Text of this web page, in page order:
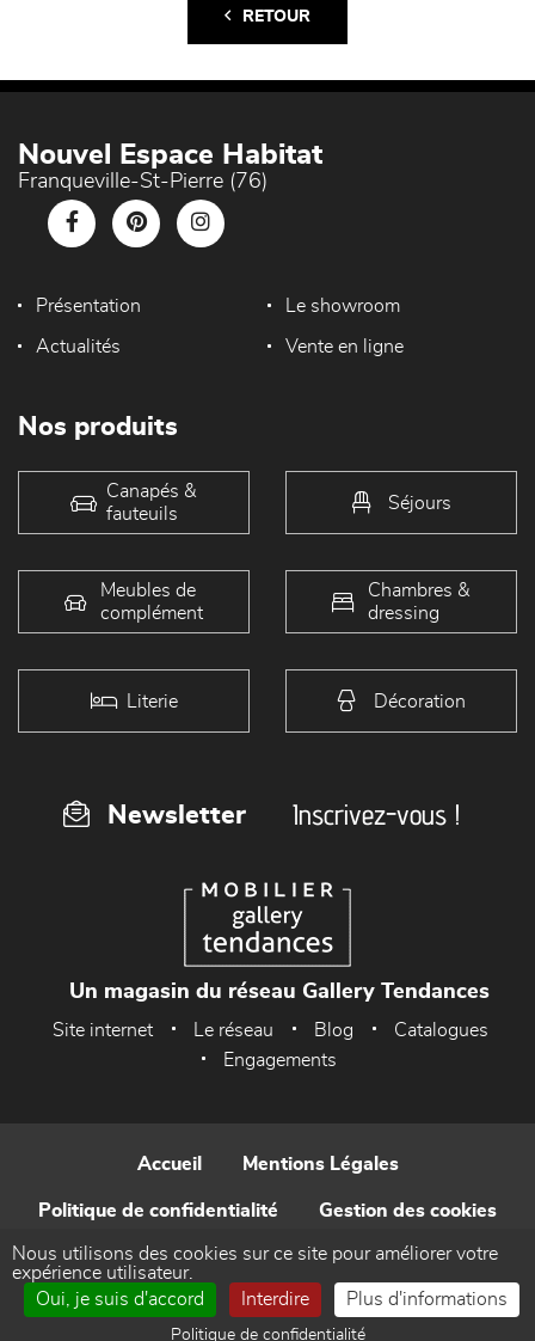
RETOUR
Nouvel Espace Habitat
Franqueville-St-Pierre (76)
Présentation Le showroom
Actualités Vente en ligne
Nos produits
Canapés &
fauteuils
Séjours
Meubles de
complément
Chambres &
dressing
Literie Décoration
Newsletter Inscrivez-vous !
Un magasin du réseau Gallery Tendances
Site internet Le réseau Blog
Catalogues
Engagements
Accueil Mentions Légales
Politique de confidentialité Gestion des cookies
Contact
Réalisé par WEB Enseignes
Nous utilisons des cookies sur ce site pour améliorer votre
expérience utilisateur.
Oui, je suis d'accord
Interdire Plus d'informations
Politique de confidentialité